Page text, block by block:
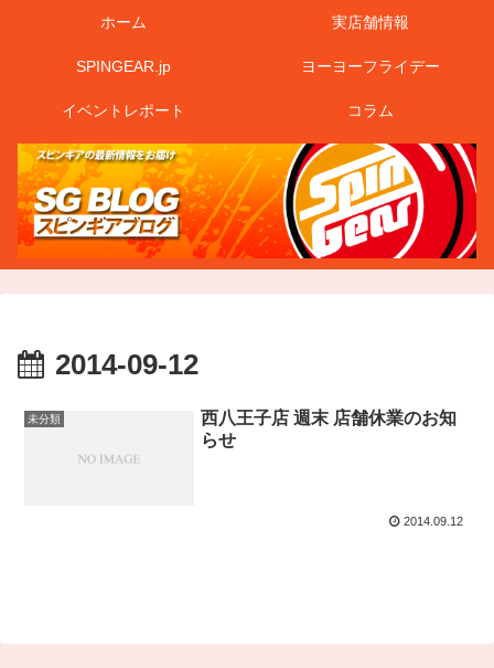
ホーム 実店舗情報
SPINGEAR.jp ヨーヨーフライデー
イベントレポート コラム
2014-09-12
未分類
西八王子店 週末 店舗休業のお知
らせ
2014.09.12